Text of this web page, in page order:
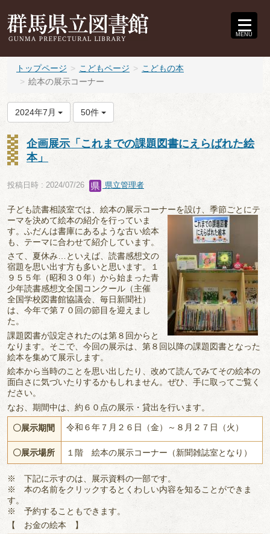
MENU
トップページ こどもページ
こどもの本
絵本の展示コーナー
2024年7月 50件
企画展示「これまでの課題図書にえらばれた絵
本」
投稿日時 : 2024/07/26 県立管理者
子ども読書相談室では、絵本の展示コーナーを設け、季節ごと にテ
ーマを決めて絵本の紹介を行っていま
す。ふだんは書庫にあるような古い絵本
も、テーマに合わせて紹介しています。
さて、夏休み…といえば、読書感想文の
宿題を思い出す方も多いと思います。１
９５５年（昭和３０年）から始まった青
少年読書感想文全国コンクール（主催
全国学校図書館協議会、毎日新聞社）
は、今年で第７０回の節目を迎えまし
た。
課題図書が設定されたのは第８回からと
なります。そこで、今回の展示は、第８回以降の課題図書となった
絵本を集めて展示します。
絵本から当時のことを思い出したり、改めて読んでみてその絵本の
面白さに気づいたりするかもしれません。ぜひ、手に取ってご覧く
ださい。
なお、期間中は、約６０点の展示・貸出を行います。
〇展示期間 令和６年７月２６日（金）～８月２７日（火）
〇展示場所 １階 絵本の展示コーナー（新聞雑誌室となり）
※ 下記に示すのは、展示資料の一部です。
※ 本の名前をクリックするとくわしい内容を知ることができま
す。
※ 予約することもできます。
【 お金の絵本 】